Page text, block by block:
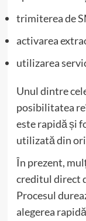
trimiterea de
activarea
utilizarea
Unul dintre
posibilitatea
este rapidă și
utilizată din
În prezent,
creditul direct
Procesul
alegerea